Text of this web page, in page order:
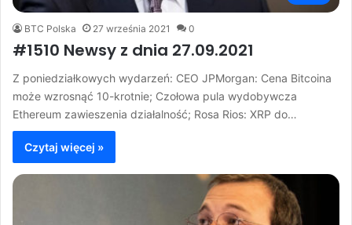
BTC Polska 27 września 2021 0
#1510 Newsy z dnia 27.09.2021
Z poniedziałkowych wydarzeń: CEO JPMorgan: Cena Bitcoina
może wzrosnąć 10-krotnie; Czołowa pula wydobywcza
Ethereum zawieszenia działalność; Rosa Rios: XRP do…
Czytaj więcej »